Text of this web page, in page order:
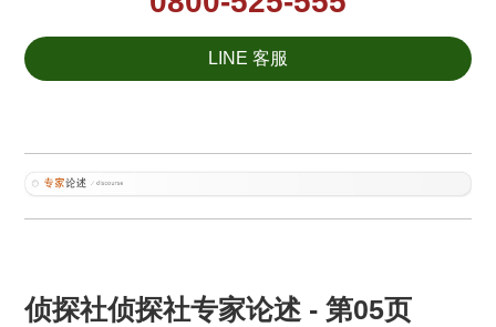
LINE 客服
侦探社侦探社专家论述 - 第05页